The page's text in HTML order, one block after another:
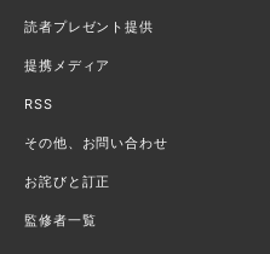
読者プレゼント提供
提携メディア
RSS
その他、お問い合わせ
お詫びと訂正
監修者一覧